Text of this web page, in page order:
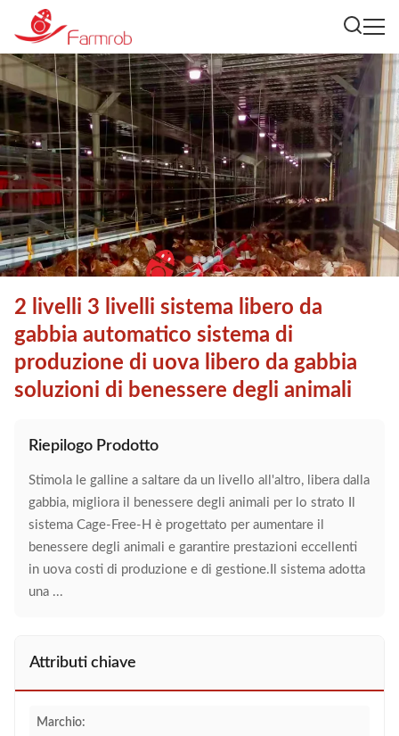
2 livelli 3 livelli sistema libero da
gabbia automatico sistema di
produzione di uova libero da gabbia
soluzioni di benessere degli animali
Riepilogo Prodotto
Stimola le galline a saltare da un livello all'altro, libera dalla
gabbia, migliora il benessere degli animali per lo strato Il
sistema Cage-Free-H è progettato per aumentare il
benessere degli animali e garantire prestazioni eccellenti
in uova costi di produzione e di gestione.Il sistema adotta
una ...
Attributi chiave
Marchio: